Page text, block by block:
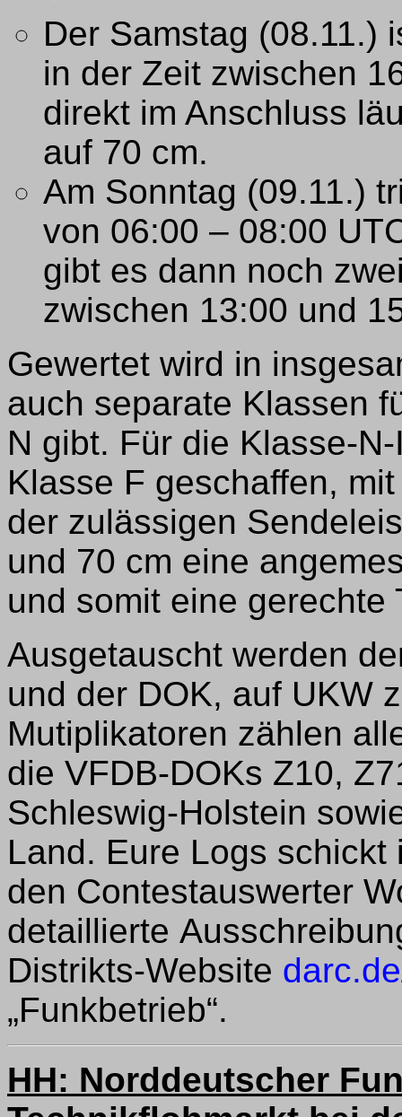
Der Samstag (08.11.)
in der Zeit zwischen
direkt im Anschluss
auf 70 cm.
Am Sonntag (09.11.)
von 06:00 – 08:00
gibt es dann noch
zwischen 13:00 und
Gewertet wird in
auch separate Klassen
N gibt. Für die Klasse-
Klasse F geschaffen,
der zulässigen
und 70 cm eine
und somit eine gerechte
Ausgetauscht werden
und der DOK, auf UKW
Mutiplikatoren zählen
die VFDB-DOKs Z10,
Schleswig-Holstein
Land. Eure Logs
den Contestauswerter
detaillierte
Distrikts-Website
„Funkbetrieb“.
HH: Norddeutscher